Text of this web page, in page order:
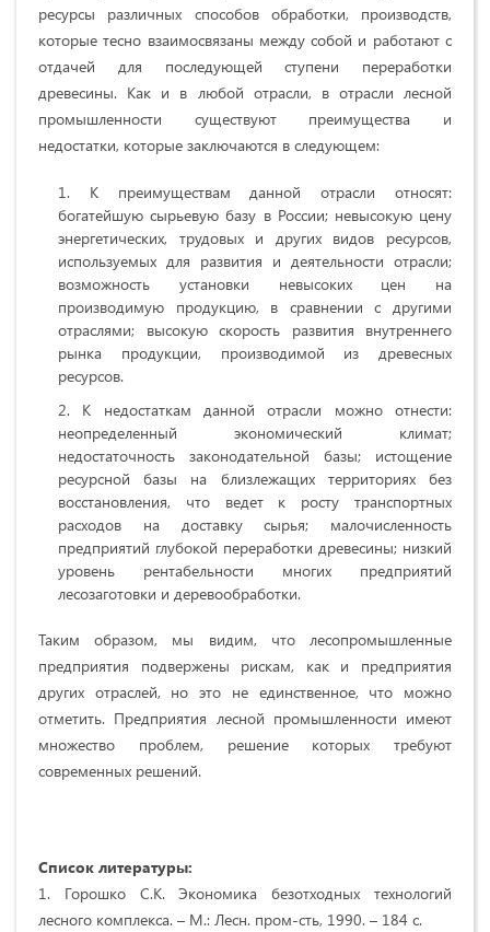
ресурсы различных способов обработки, производств,
которые тесно взаимосвязаны между собой и работают с
отдачей для последующей ступени переработки
древесины. Как и в любой отрасли, в отрасли лесной
промышленности существуют преимущества и
недостатки, которые заключаются в следующем:
К преимуществам данной отрасли относят:
богатейшую сырьевую базу в России; невысокую цену
энергетических, трудовых и других видов ресурсов,
используемых для развития и деятельности отрасли;
возможность установки невысоких цен на
производимую продукцию, в сравнении с другими
отраслями; высокую скорость развития внутреннего
рынка продукции, производимой из древесных
ресурсов.
К недостаткам данной отрасли можно отнести:
неопределенный экономический климат;
недостаточность законодательной базы; истощение
ресурсной базы на близлежащих территориях без
восстановления, что ведет к росту транспортных
расходов на доставку сырья; малочисленность
предприятий глубокой переработки древесины; низкий
уровень рентабельности многих предприятий
лесозаготовки и деревообработки.
Таким образом, мы видим, что лесопромышленные
предприятия подвержены рискам, как и предприятия
других отраслей, но это не единственное, что можно
отметить. Предприятия лесной промышленности имеют
множество проблем, решение которых требуют
современных решений.
Список литературы:
1. Горошко С.К. Экономика безотходных технологий
лесного комплекса. – М.: Лесн. пром-сть, 1990. – 184 с.